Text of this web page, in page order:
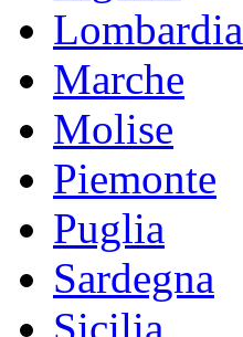
Lombardia
Marche
Molise
Piemonte
Puglia
Sardegna
Sicilia